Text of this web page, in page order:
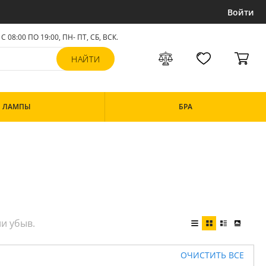
Войти
С 08:00 ПО 19:00, ПН- ПТ,СБ, ВСК.
ЛАМПЫ БРА
ОЧИСТИТЬ ВСЕ